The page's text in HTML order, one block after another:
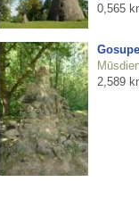
0,565
2,589